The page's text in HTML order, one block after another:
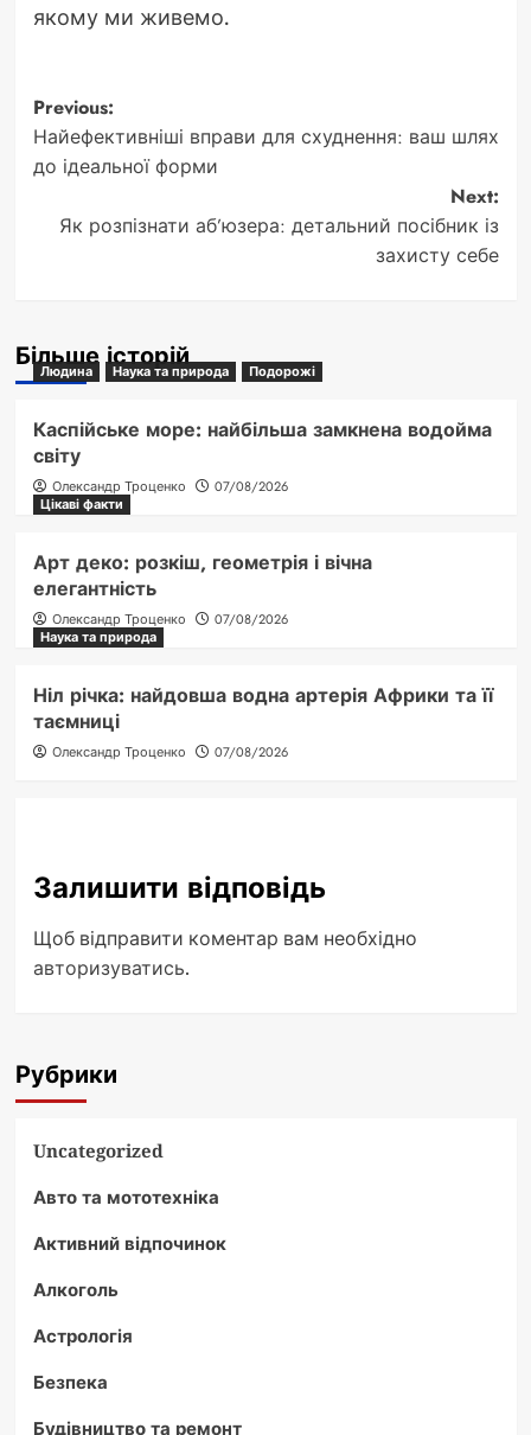
якому ми живемо.
Post
navigation
Previous:
Найефективніші вправи для схуднення: ваш шлях
до ідеальної форми
Next:
Як розпізнати аб’юзера: детальний посібник із
захисту себе
Більше історій
Людина Наука та природа Подорожі
Каспійське море: найбільша замкнена водойма
світу
Олександр Троценко
07/08/2026
Цікаві факти
Арт деко: розкіш, геометрія і вічна
елегантність
Олександр Троценко
07/08/2026
Наука та природа
Ніл річка: найдовша водна артерія Африки та її
таємниці
Олександр Троценко 07/08/2026
Залишити відповідь
Щоб відправити коментар вам необхідно
авторизуватись.
Рубрики
Uncategorized
Авто та мототехніка
Активний відпочинок
Алкоголь
Астрологія
Безпека
Будівництво та ремонт